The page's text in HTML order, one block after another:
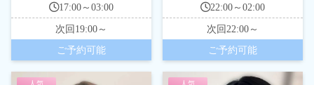
17:00～03:00
次回19:00～
ご予約可能
22:00～02:00
次回22:00～
ご予約可能